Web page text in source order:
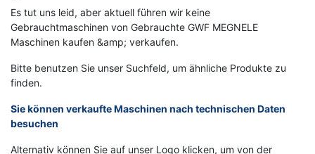
Es tut uns leid, aber aktuell führen wir keine
Gebrauchtmaschinen von Gebrauchte GWF MEGNELE
Maschinen kaufen &amp; verkaufen.
Bitte benutzen Sie unser Suchfeld, um ähnliche Produkte zu
finden.
Sie können verkaufte Maschinen nach technischen Daten
besuchen
Alternativ können Sie auf unser Logo klicken, um von der